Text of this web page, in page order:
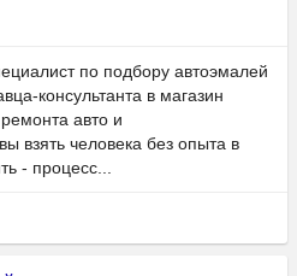
по подбору автоэмалей
консультанта в магазин
авто и
взять человека без опыта в
- процесс...